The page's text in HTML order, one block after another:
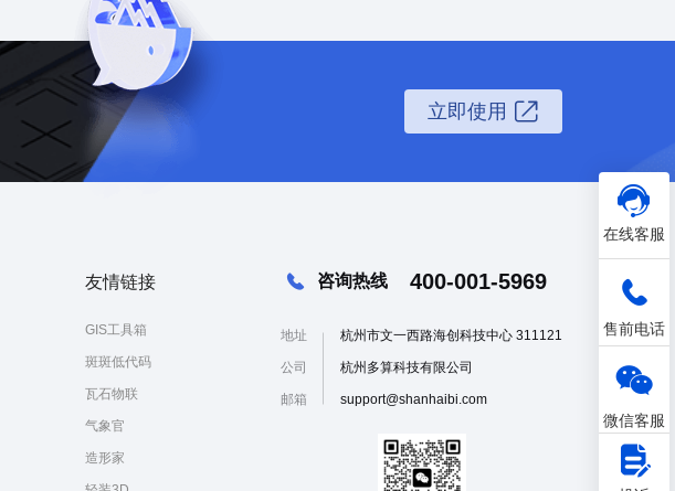
在线客服
售前电话
微信客服
立即使用
友情链接
GIS工具箱
斑斑低代码
瓦石物联
气象官
造形家
咨询热线 400-001-5969
地址
公司
邮箱
杭州市文一西路海创科技中心 311121
杭州多算科技有限公司
support@shanhaibi.com